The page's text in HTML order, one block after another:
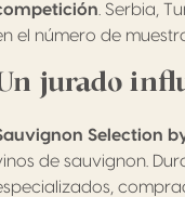
. Serbia,
el número de
jurado
Selection
de sauvignon.